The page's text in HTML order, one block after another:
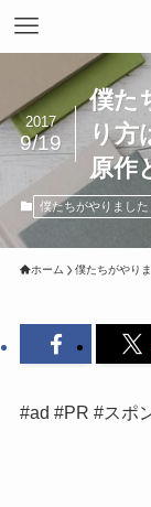
僕た
り方
原作
2017
9/19
僕たちがやりました
ホーム 僕たちがやり
#ad #PR #スポ